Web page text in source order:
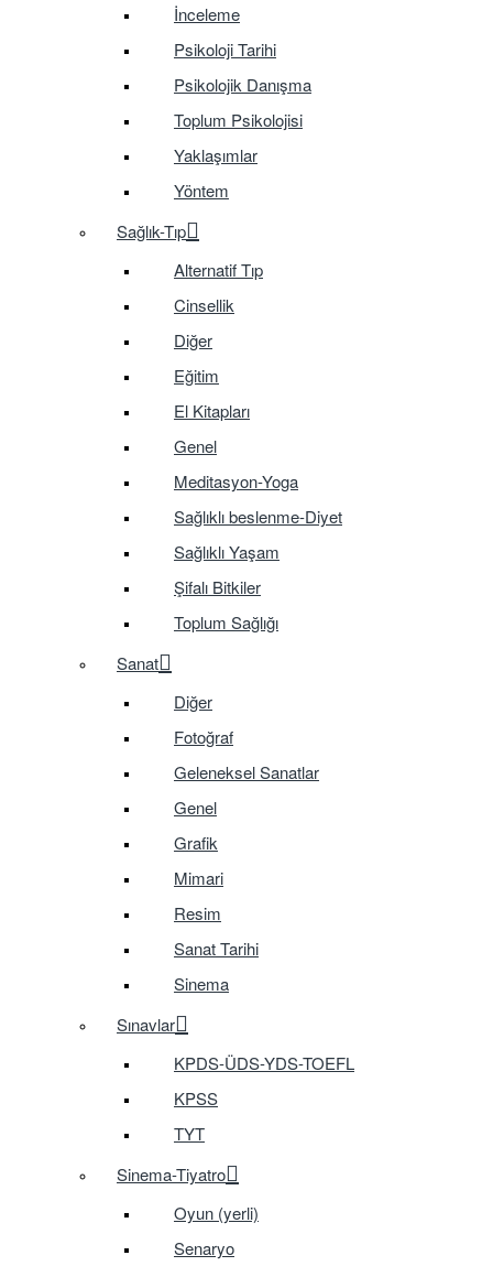
İnceleme
Psikoloji Tarihi
Psikolojik Danışma
Toplum Psikolojisi
Yaklaşımlar
Yöntem
Sağlık-Tıp
Alternatif Tıp
Cinsellik
Diğer
Eğitim
El Kitapları
Genel
Meditasyon-Yoga
Sağlıklı beslenme-Diyet
Sağlıklı Yaşam
Şifalı Bitkiler
Toplum Sağlığı
Sanat
Diğer
Fotoğraf
Geleneksel Sanatlar
Genel
Grafik
Mimari
Resim
Sanat Tarihi
Sinema
Sınavlar
KPDS-ÜDS-YDS-TOEFL
KPSS
TYT
Sinema-Tiyatro
Oyun (yerli)
Senaryo